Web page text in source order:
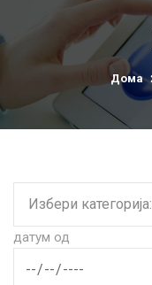
Дома
датум од